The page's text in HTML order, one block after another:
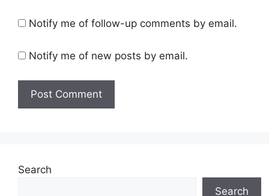
Notify me of follow-up comments by email.
Notify me of new posts by email.
Search
Search